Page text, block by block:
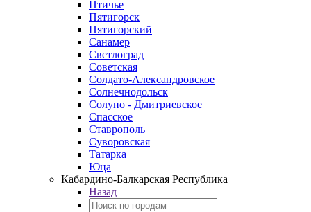
Птичье
Пятигорск
Пятигорский
Санамер
Светлоград
Советская
Солдато-Александровское
Солнечнодольск
Солуно - Дмитриевское
Спасское
Ставрополь
Суворовская
Татарка
Юца
Кабардино‑Балкарская Республика
Назад